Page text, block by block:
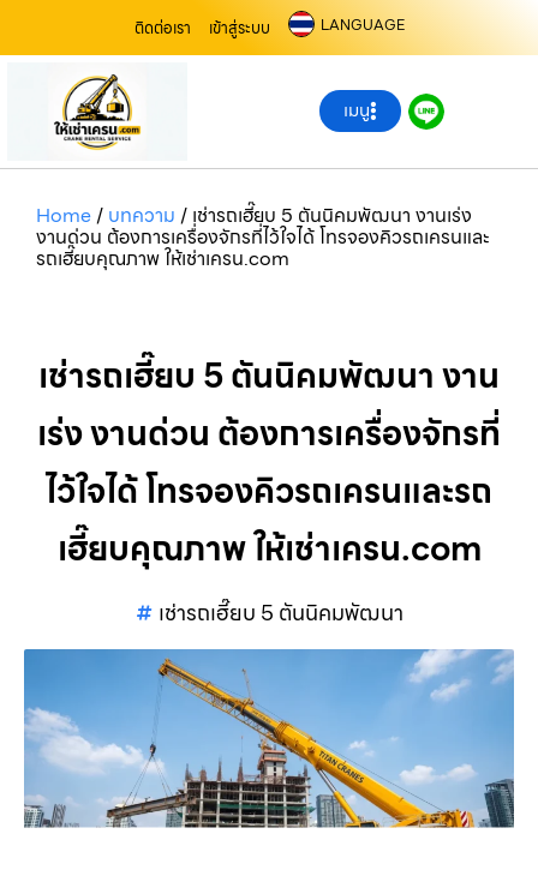
ติดต่อเรา เข้าสู่ระบบ LANGUAGE
เมนู
Home/ บทความ / เช่ารถเฮี๊ยบ 5 ตันนิคมพัฒนา งานเร่ง
งานด่วน ต้องการเครื่องจักรที่ไว้ใจได้ โทรจองคิวรถเครนและ
รถเฮี๊ยบคุณภาพ ให้เช่าเครน.com
เช่ารถเฮี๊ยบ 5 ตันนิคมพัฒนา งาน
เร่ง งานด่วน ต้องการเครื่องจักรที่
ไว้ใจได้ โทรจองคิวรถเครนและรถ
เฮี๊ยบคุณภาพ ให้เช่าเครน.com
เช่ารถเฮี๊ยบ 5 ตันนิคมพัฒนา